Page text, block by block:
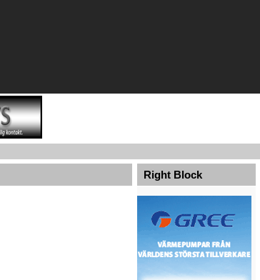
Right Block